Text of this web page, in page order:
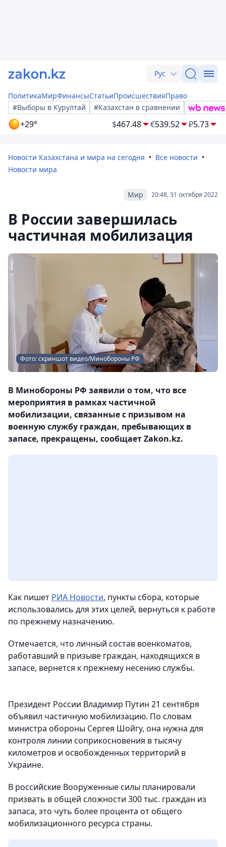
Рус
ПолитикаМирФинансыСтатьиПроисшествияПраво
#Выборы в Курултай
#Казахстан в сравнении
+29° $467.48 €539.52 ₽5.73
Новости Казахстана и мира на сегодня
Все новости
Новости мира
20:48, 31 октября 2022
Мир
В России завершилась
частичная мобилизация
Фото: скриншот видео/Минобороны РФ
В Минобороны РФ заявили о том, что все
мероприятия в рамках частичной
мобилизации, связанные с призывом на
военную службу граждан, пребывающих в
запасе, прекращены, сообщает Zakon.kz.
Как пишет РИА Новости, пункты сбора, которые
использовались для этих целей, вернуться к работе
по прежнему назначению.
Отмечается, что личный состав военкоматов,
работавший в призыве граждан, находящихся в
запасе, вернется к прежнему несению службы.
Президент России Владимир Путин 21 сентября
объявил частичную мобилизацию. По словам
министра обороны Сергея Шойгу, она нужна для
контроля линии соприкосновения в тысячу
километров и освобожденных территорий в
Украине.
В российские Вооруженные силы планировали
призвать в общей сложности 300 тыс. граждан из
запаса, это чуть более процента от общего
мобилизационного ресурса страны.